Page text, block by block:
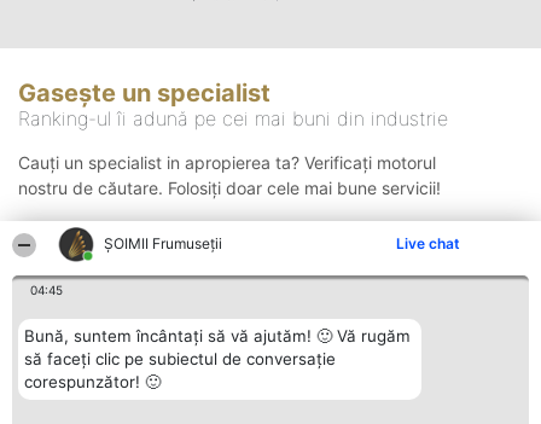
ȘOIMII Frumuseții Live chat
04:45
Bună, suntem încântați să vă ajutăm! 🙂 Vă rugăm
să faceți clic pe subiectul de conversație
corespunzător! 🙂
Gasește un specialist
Ranking-ul îi adună pe cei mai buni din industrie
Cauți un specialist in apropierea ta? Verificați motorul
nostru de căutare. Folosiți doar cele mai bune servicii!